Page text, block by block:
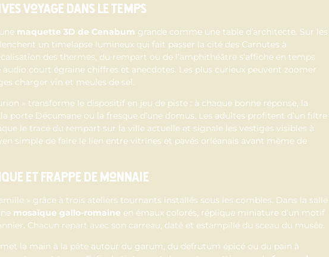
voyage dans le temps
maquette 3D de Cenabum grande comme une table d’architecte. Sur les
un timelapse lumineux qui fait passer la cité des Carnutes à
des thermes, du rempart ou de l’amphithéâtre s’affiche en temps
audio court égraine chiffres et anecdotes. Les plus curieux peuvent zoomer
charger vin et meules de sel.
» transforme le dispositif en jeu de piste : à chaque bonne réponse, la
porte Décumane ou la fresque d’une domus. Les adultes profitent d’un filtre
le tracé du rempart sur la ville actuelle et signale les vestiges visibles à
simple de faire le lien entre vitrines et pavés orléanais avant même de
et frappe de monnaie
» grâce à trois ateliers tournants installés sous les combles. Dans la salle
mosaïque gallo-romaine en émaux colorés, réplique miniature d’un motif
Chacun repart avec son carreau, daté et estampillé du sceau du musée.
met la main à la pâte autour du garum, du defrutum épicé ou du pain à